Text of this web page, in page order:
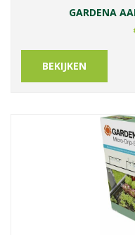
GARDENA
BEKIJKEN